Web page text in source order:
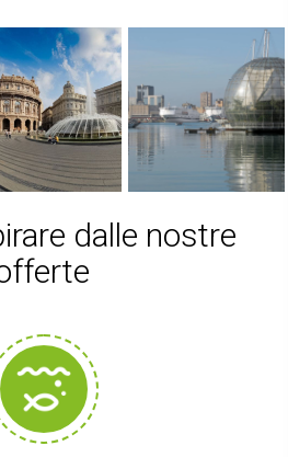
dalle nostre